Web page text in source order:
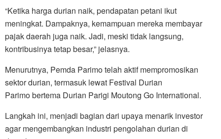
“Ketika harga durian naik, pendapatan petani ikut
meningkat. Dampaknya, kemampuan mereka membayar
pajak daerah juga naik. Jadi, meski tidak langsung,
kontribusinya tetap besar,” jelasnya.
Menurutnya, Pemda Parimo telah aktif mempromosikan
sektor durian, termasuk lewat Festival Durian
Parimo bertema Durian Parigi Moutong Go International.
Langkah ini, menjadi bagian dari upaya menarik investor
agar mengembangkan industri pengolahan durian di